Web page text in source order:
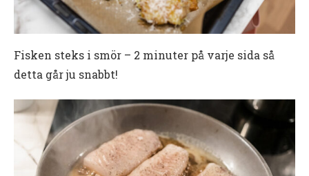
Fisken steks i smör – 2 minuter på varje sida så
detta går ju snabbt!